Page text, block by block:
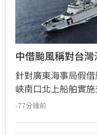
中借颱風稱對台
針對廣東海事局假
峽南口北上船舶實
中國無權在台灣海
-77分鐘前